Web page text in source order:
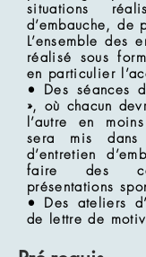
situations
d’embauche, de
L’ensemble des
réalisé sous
en particulier
• Des séances
», où chacun
l’autre en
sera mis dans
d’entretien
faire des
présentations
• Des ateliers
de lettre de